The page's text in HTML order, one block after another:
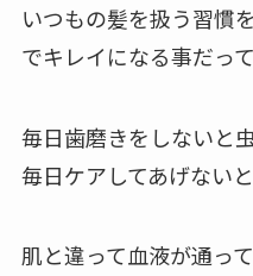
いつもの髪を扱う習慣
でキレイになる事だって
毎日歯磨きをしないと
毎日ケアしてあげない
肌と違って血液が通っ